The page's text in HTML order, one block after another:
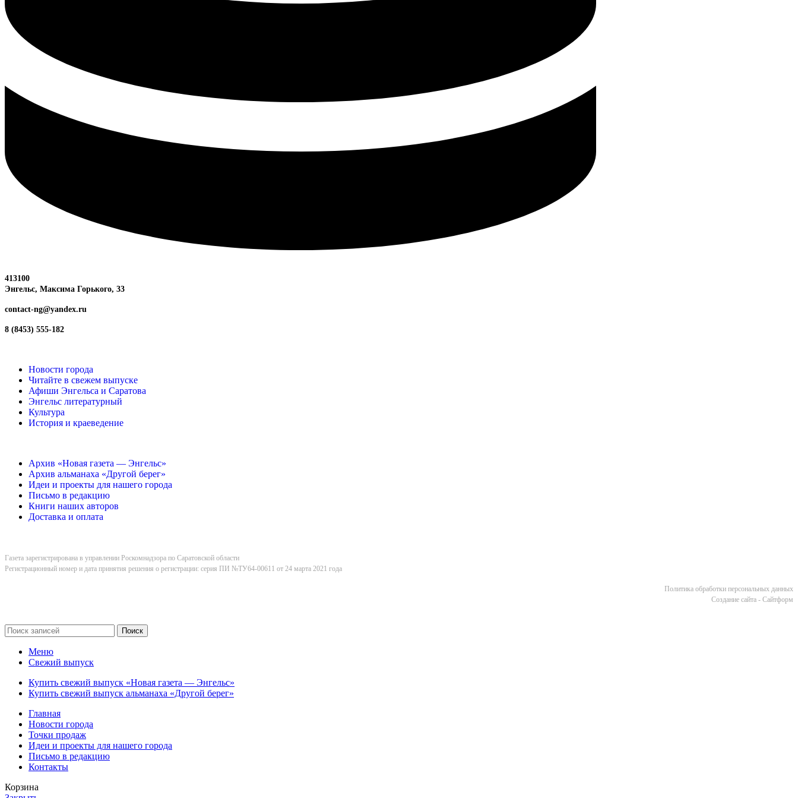
413100
Энгельс, Максима Горького, 33
contact-ng@yandex.ru
8 (8453) 555-182
Новости города
Читайте в свежем выпуске
Афиши Энгельса и Саратова
Энгельс литературный
Культура
История и краеведение
Архив «Новая газета — Энгельс»
Архив альманаха «Другой берег»
Идеи и проекты для нашего города
Письмо в редакцию
Книги наших авторов
Доставка и оплата
Газета зарегистрирована в управлении Роскомнадзора по Саратовской области
Регистрационный номер и дата принятия решения о регистрации: серия ПИ №ТУ64-00611 от 24 марта 2021 года
Политика обработки персональных данных
Cоздание сайта - Сайтформ
Поиск
Меню
Свежий выпуск
Купить свежий выпуск «Новая газета — Энгельс»
Купить свежий выпуск альманаха «Другой берег»
Главная
Новости города
Точки продаж
Идеи и проекты для нашего города
Письмо в редакцию
Контакты
Корзина